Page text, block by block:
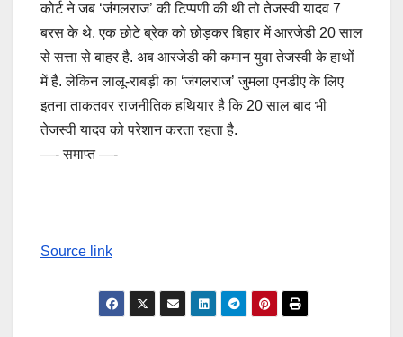
कोर्ट ने जब ‘जंगलराज’ की टिप्पणी की थी तो तेजस्वी यादव 7
बरस के थे. एक छोटे ब्रेक को छोड़कर बिहार में आरजेडी 20 साल
से सत्ता से बाहर है. अब आरजेडी की कमान युवा तेजस्वी के हाथों
में है. लेकिन लालू-राबड़ी का ‘जंगलराज’ जुमला एनडीए के लिए
इतना ताकतवर राजनीतिक हथियार है कि 20 साल बाद भी
तेजस्वी यादव को परेशान करता रहता है.
—- समाप्त —-
Source link